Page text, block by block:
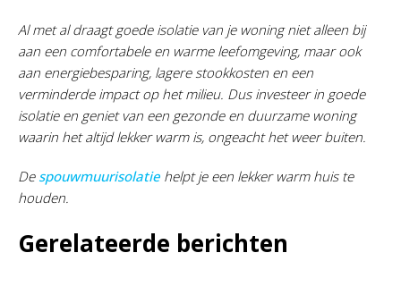
Al met al draagt goede isolatie van je woning niet alleen bij
aan een comfortabele en warme leefomgeving, maar ook
aan energiebesparing, lagere stookkosten en een
verminderde impact op het milieu. Dus investeer in goede
isolatie en geniet van een gezonde en duurzame woning
waarin het altijd lekker warm is, ongeacht het weer buiten.
De spouwmuurisolatie helpt je een lekker warm huis te
houden.
Gerelateerde berichten